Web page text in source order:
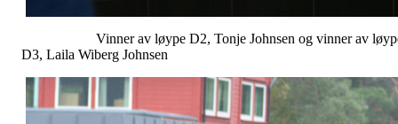
Vinner av løype D2, Tonje Johnsen og vinner av
D3, Laila Wiberg Johnsen